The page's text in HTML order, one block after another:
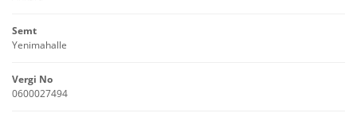
Semt
Yenimahalle
Vergi No
0600027494